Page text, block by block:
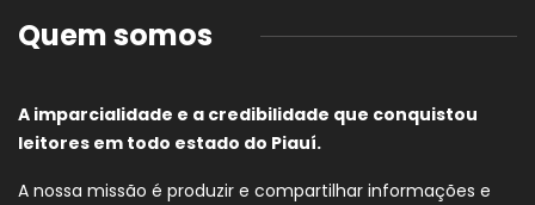
Quem somos
A imparcialidade e a credibilidade que conquistou
leitores em todo estado do Piauí.
A nossa missão é produzir e compartilhar informações e